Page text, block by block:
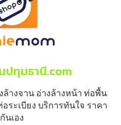
ปทุมธานี.com
างจาน อ่างล้างหน้า ท่อพื้น
ระเบียง บริการทันใจ ราคา
กันเอง